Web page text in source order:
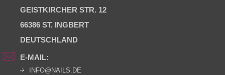
GEISTKIRCHER STR. 12
66386 ST. INGBERT
DEUTSCHLAND
E-MAIL:
INFO@NAILS.DE